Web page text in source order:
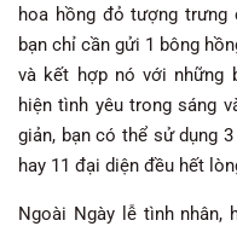
hoa hồng đỏ tượng trưng
bạn chỉ cần gửi 1 bông
và kết hợp nó với những
hiện tình yêu trong sáng
giản, bạn có thể sử dụng
hay 11 đại diện đều hết
Ngoài Ngày lễ tình nhân,